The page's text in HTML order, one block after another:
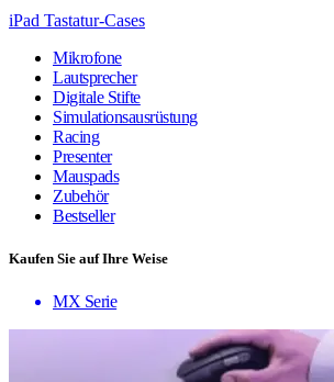
iPad Tastatur-Cases
Mikrofone
Lautsprecher
Digitale Stifte
Simulationsausrüstung
Racing
Presenter
Mauspads
Zubehör
Bestseller
Kaufen Sie auf Ihre Weise
MX Serie